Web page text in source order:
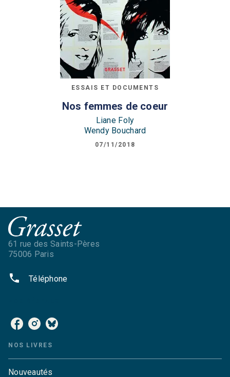
ESSAIS ET DOCUMENTS
Nos femmes de coeur
Liane Foly
Wendy Bouchard
07/11/2018
61 rue des Saints-Pères
75006 Paris
phone Téléphone
NOS LIVRES
Nouveautés